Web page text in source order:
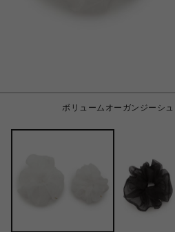
ボリュームオーガンジーシ